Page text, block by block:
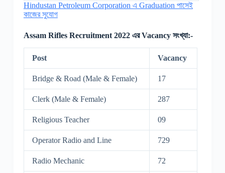
Hindustan Petroleum Corporation এ Graduation পাসেই
কাজের সুযোগ
Assam Rifles Recruitment 2022 এর Vacancy সংখ্যা:-
Post Vacancy
Bridge & Road (Male & Female) 17
Clerk (Male & Female) 287
Religious Teacher 09
Operator Radio and Line 729
Radio Mechanic 72